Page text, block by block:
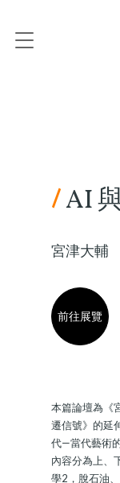
/AI
宮津大輔
前往展覽
本篇論壇為《
遷信號》的延
代—當代藝術
內容分為上、
學2，脫石油